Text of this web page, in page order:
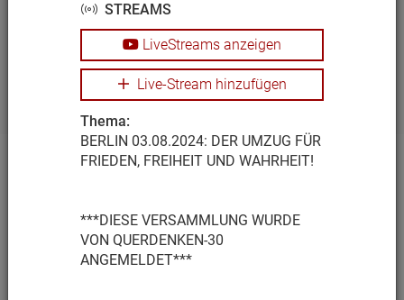
AUF!
14:00 - 16:30
76661 Philippsburg Marktplatz
DATENSCHUTZERKLÄRUNG
IMPRESSUM / KONTAKT
Copyright © 2026 QUERDENKEN - 711 – Alle Rechte
STREAMS
LiveStreams anzeigen
Live-Stream hinzufügen
Thema:
BERLIN 03.08.2024: DER UMZUG FÜR
FRIEDEN, FREIHEIT UND WAHRHEIT!
***DIESE VERSAMMLUNG WURDE
VON QUERDENKEN-30
ANGEMELDET***